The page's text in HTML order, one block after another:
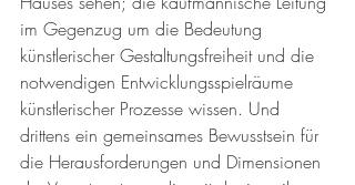
im Gegenzug um die Bedeutung
künstlerischer Gestaltungsfreiheit und die
notwendigen Entwicklungsspielräume
künstlerischer Prozesse wissen. Und
drittens ein gemeinsames Bewusstsein für
die Herausforderungen und Dimensionen